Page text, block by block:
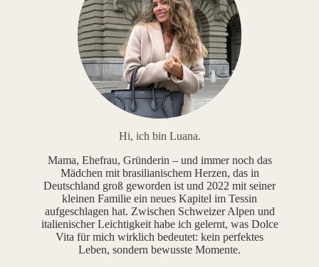
Hi, ich bin Luana.
Mama, Ehefrau, Gründerin – und immer noch das
Mädchen mit brasilianischem Herzen, das in
Deutschland groß geworden ist und 2022 mit seiner
kleinen Familie ein neues Kapitel im Tessin
aufgeschlagen hat. Zwischen Schweizer Alpen und
italienischer Leichtigkeit habe ich gelernt, was Dolce
Vita für mich wirklich bedeutet: kein perfektes
Leben, sondern bewusste Momente.